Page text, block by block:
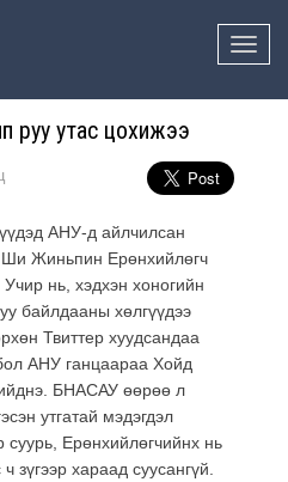
Toggle
руу утас цохижээ
АНУ-д айлчилсан
Ши Жиньпин Ерөнхийлөгч
нь, хэдхэн хоногийн
байлдааны хөлгүүдээ
Твиттер хуудсандаа
АНУ ганцаараа Хойд
БНАСАУ өөрөө л
утгатай мэдэгдэл
Ерөнхийлөгчийнх нь
зүгээр хараад суусангүй.